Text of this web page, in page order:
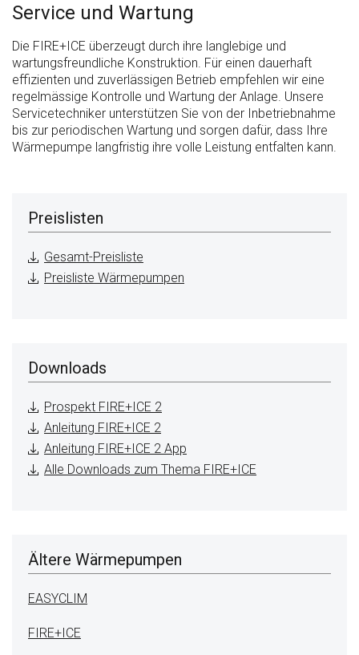
Service und Wartung
Die FIRE+ICE überzeugt durch ihre langlebige und
wartungsfreundliche Konstruktion. Für einen dauerhaft
effizienten und zuverlässigen Betrieb empfehlen wir eine
regelmässige Kontrolle und Wartung der Anlage. Unsere
Servicetechniker unterstützen Sie von der Inbetriebnahme
bis zur periodischen Wartung und sorgen dafür, dass Ihre
Wärmepumpe langfristig ihre volle Leistung entfalten kann.
Preislisten
Gesamt-Preisliste
Preisliste Wärmepumpen
Downloads
Prospekt FIRE+ICE 2
Anleitung FIRE+ICE 2
Anleitung FIRE+ICE 2 App
Alle Downloads zum Thema FIRE+ICE
Ältere Wärmepumpen
EASYCLIM
FIRE+ICE